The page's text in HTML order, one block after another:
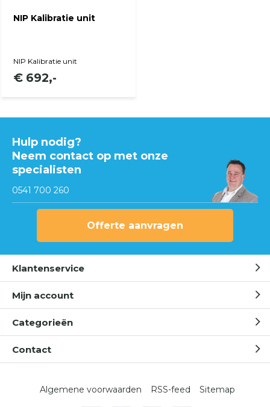
NIP Kalibratie unit
NIP Kalibratie unit
€ 692,-
Hulp nodig?
Neem contact op met onze
specialisten
0541 700 260
Offerte aanvragen
Klantenservice
Mijn account
Categorieën
Contact
Algemene voorwaarden RSS-feed Sitemap